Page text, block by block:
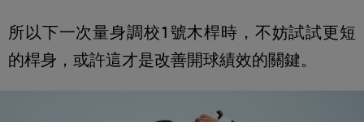
所以下一次量身調校1號木桿時，不妨試試更短
的桿身，或許這才是改善開球績效的關鍵。